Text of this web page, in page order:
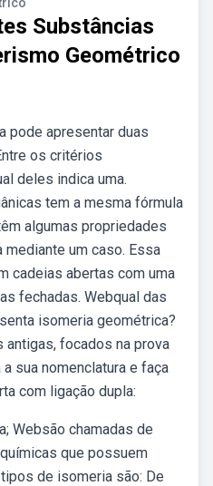
Substâncias
Geométrico
pode apresentar duas
os critérios
deles indica uma.
tem a mesma fórmula
algumas propriedades
um caso. Essa
cadeias abertas com uma
fechadas. Webqual das
isomeria geométrica?
antigas, focados na prova
sua nomenclatura e faça
com ligação dupla:
Websão chamadas de
que possuem
de isomeria são: De